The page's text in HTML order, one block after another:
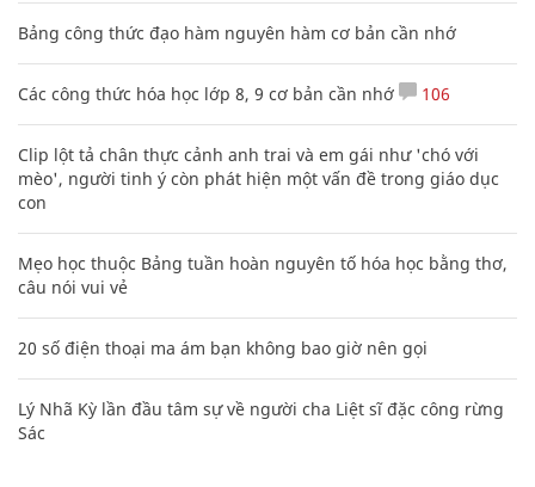
Bảng công thức đạo hàm nguyên hàm cơ bản cần nhớ
Các công thức hóa học lớp 8, 9 cơ bản cần nhớ 106
Clip lột tả chân thực cảnh anh trai và em gái như 'chó với
mèo', người tinh ý còn phát hiện một vấn đề trong giáo dục
con
Mẹo học thuộc Bảng tuần hoàn nguyên tố hóa học bằng thơ,
câu nói vui vẻ
20 số điện thoại ma ám bạn không bao giờ nên gọi
Lý Nhã Kỳ lần đầu tâm sự về người cha Liệt sĩ đặc công rừng
Sác